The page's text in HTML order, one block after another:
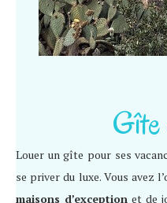
Gîte
Louer un gîte pour ses
se priver du luxe. Vous avez
maisons d’exceptionet de